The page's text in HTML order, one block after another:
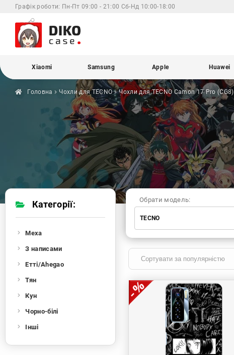
Графік роботи: Пн-Пт 09:00 - 21:00 Сб-Нд 10:00-18:00
Xiaomi Samsung Apple Huawei
Головна Чохли дляTECNO Чохли для TECNOCamon 17 Pro (CG8)
Обрати модель:
TECNO
Samsung
Huawei
Realme
TECNO
OnePlus
Google
Infinix
Sony
Motorola
Категорії:
Меха
З написами
Етті/Ahegao
Тян
Кун
Чорно-білі
Інші